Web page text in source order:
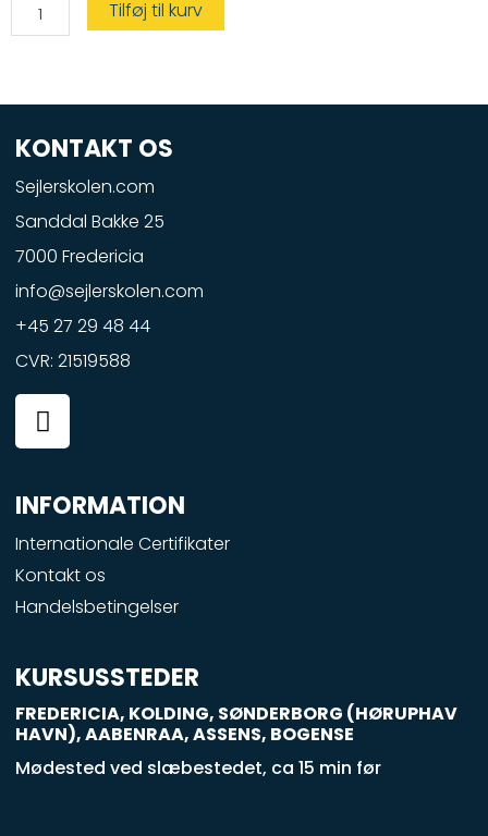
prøve Tilføj til kurv
KONTAKT OS
Sejlerskolen.com
Sanddal Bakke 25
7000 Fredericia
info@sejlerskolen.com
+45 27 29 48 44
CVR: 21519588
F
a
c
e
b
o
o
k
-
q
u
a
r
INFORMATION
Internationale Certifikater
Kontakt os
Handelsbetingelser
KURSUSSTEDER
FREDERICIA, KOLDING, SØNDERBORG (HØRUPHAV
HAVN), AABENRAA, ASSENS, BOGENSE
Mødested ved slæbestedet, ca 15 min før